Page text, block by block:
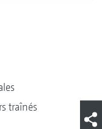
traînés